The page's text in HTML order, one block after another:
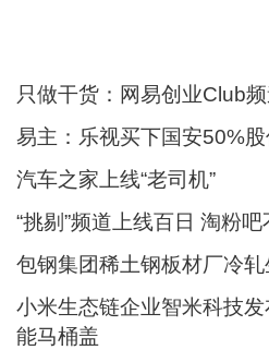
只做干货：网易创业Club
易主：乐视买下国安50%股
汽车之家上线“老司机”
“挑剔”频道上线百日 淘粉吧
包钢集团稀土钢板材厂冷
小米生态链企业智米科技
能马桶盖